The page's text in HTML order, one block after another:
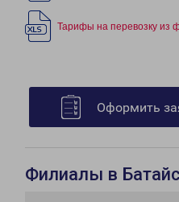
Тарифы на перевозку из
Оформить
Филиалы в